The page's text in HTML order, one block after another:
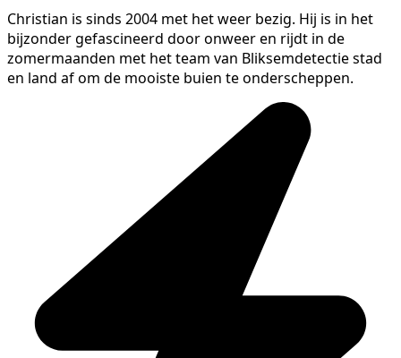
Christian is sinds 2004 met het weer bezig. Hij is in het
bijzonder gefascineerd door onweer en rijdt in de
zomermaanden met het team van Bliksemdetectie stad
en land af om de mooiste buien te onderscheppen.